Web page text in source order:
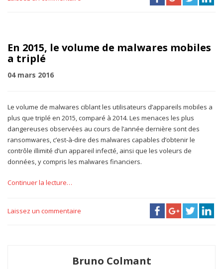
En 2015, le volume de malwares mobiles
a triplé
04 mars 2016
Le volume de malwares ciblant les utilisateurs d’appareils mobiles a
plus que triplé en 2015, comparé à 2014. Les menaces les plus
dangereuses observées au cours de l’année dernière sont des
ransomwares, c’est-à-dire des malwares capables d’obtenir le
contrôle illimité d’un appareil infecté, ainsi que les voleurs de
données, y compris les malwares financiers.
Continuer la lecture…
Laissez un commentaire
Bruno Colmant